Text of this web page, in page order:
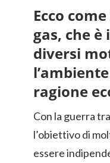
Ecco
gas, che
diversi
ragione
Con la guerra
l’obiettivo di
essere